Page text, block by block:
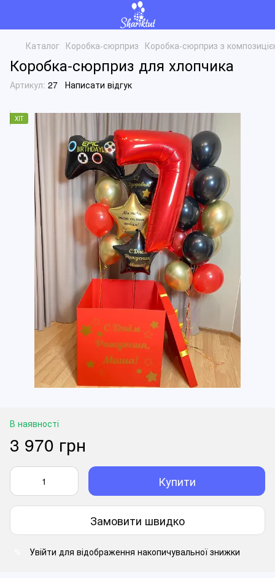
Каталог Коробка-сюрприз Коробка-сюрприз з
Коробка-сюрприз для хлопчика
Артикул: 27 Написати відгук
ХІТ
В наявності
3 970 грн
Купити
Замовити швидко
Увійти для відображення накопичувальної знижки